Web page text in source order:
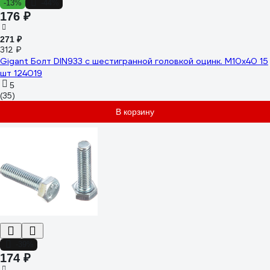
-13%
176 ₽
271 ₽
312 ₽
Gigant Болт DIN933 с шестигранной головкой оцинк. М10x40 15
шт 124019
5
(35)
В корзину
174 ₽